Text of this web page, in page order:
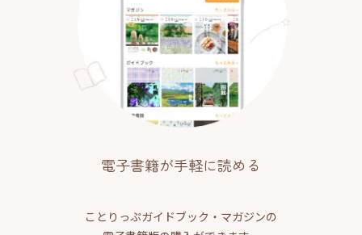
電子書籍が手軽に読める
ことりっぷガイドブック・マガジンの